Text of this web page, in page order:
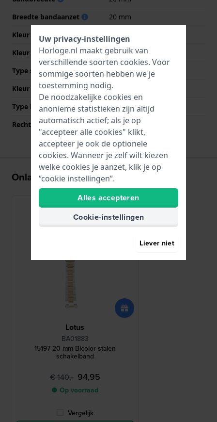
Breedte bandaanzet
20 mm
Kleur Band
Bicolor
Kleur stiksel
NVT
Type sluiting
Vouwsluiting
Kleur sluiting
Zilver
Type bevestiging
Bandpennen
Rechte bandaanzet
Nee
Onlangs bekeken
Lotus
BA01883
15197 20 mm Bicolor stalen
schakelband
€ 140,- 94,95
● Op voorraad
Vergelijk
Uw privacy-instellingen
Horloge.nl maakt gebruik van
verschillende soorten cookies. Voor
sommige soorten hebben we je
toestemming nodig.
De noodzakelijke cookies en
anonieme statistieken zijn altijd
automatisch actief; als je op
"accepteer alle cookies" klikt,
accepteer je ook de optionele
cookies. Wanneer je zelf wilt kiezen
welke cookies je aanzet, klik je op
“cookie instellingen”.
Alles accepteren
Cookie-instellingen
Liever niet